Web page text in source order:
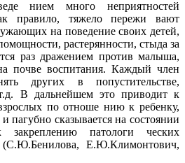
нием много неприятностей
правило, тяжело пережи вают
на поведение своих детей,
растерянности, стыда за
раз дражением против малыша,
почве воспитания. Каждый член
других в попустительстве,
В дальнейшем это приводит к
по отноше нию к ребенку,
пагубно сказывается на состоянии
патологи ческих
(С.Ю.Бенилова, Е.Ю.Климонтович,